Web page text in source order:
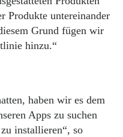
Produkte untereinander
Grund fügen wir
hinzu.“
haben wir es dem
Apps zu suchen
installieren“, so